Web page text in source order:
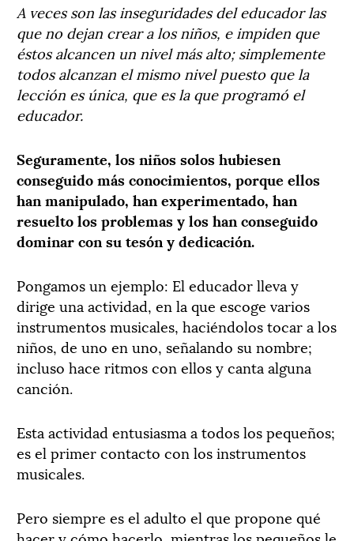
A veces son las inseguridades del educador las
que no dejan crear a los niños, e impiden que
éstos alcancen un nivel más alto; simplemente
todos alcanzan el mismo nivel puesto que la
lección es única, que es la que programó el
educador.
Seguramente, los niños solos hubiesen
conseguido más conocimientos, porque ellos
han manipulado, han experimentado, han
resuelto los problemas y los han conseguido
dominar con su tesón y dedicación.
Pongamos un ejemplo: El educador lleva y
dirige una actividad, en la que escoge varios
instrumentos musicales, haciéndolos tocar a los
niños, de uno en uno, señalando su nombre;
incluso hace ritmos con ellos y canta alguna
canción.
Esta actividad entusiasma a todos los pequeños;
es el primer contacto con los instrumentos
musicales.
Pero siempre es el adulto el que propone qué